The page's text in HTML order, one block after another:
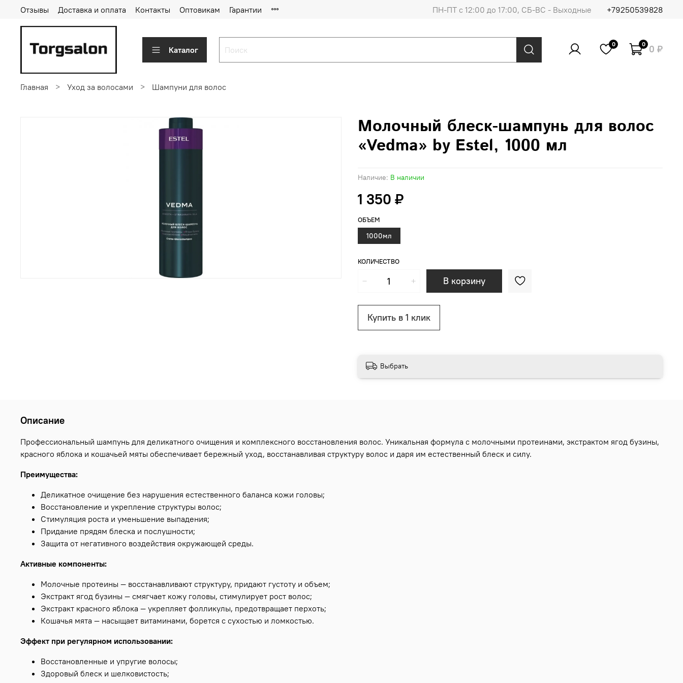
Отзывы Доставка и оплата Контакты Оптовикам Гарантии ПН-ПТ с 12:00 до 17:00, СБ-ВС - Выходные +79250539828
Каталог
0 0 0 ₽
Главная Уход за волосами Шампуни для волос
Наличие: В наличии
Молочный блеск-шампунь для волос
«Vedma» by Estel, 1000 мл
1 350 ₽
КОЛИЧЕСТВО
В корзину
Купить в 1 клик
ОБЪЕМ
1000мл
Выбрать
Описание
Профессиональный шампунь для деликатного очищения и комплексного восстановления волос. Уникальная формула с молочными протеинами, экстрактом ягод бузины,
красного яблока и кошачьей мяты обеспечивает бережный уход, восстанавливая структуру волос и даря им естественный блеск и силу.
Преимущества:
Деликатное очищение без нарушения естественного баланса кожи головы;
Восстановление и укрепление структуры волос;
Стимуляция роста и уменьшение выпадения;
Придание прядям блеска и послушности;
Защита от негативного воздействия окружающей среды.
Активные компоненты:
Молочные протеины — восстанавливают структуру, придают густоту и объем;
Экстракт ягод бузины — смягчает кожу головы, стимулирует рост волос;
Экстракт красного яблока — укрепляет фолликулы, предотвращает перхоть;
Кошачья мята — насыщает витаминами, борется с сухостью и ломкостью.
Эффект при регулярном использовании:
Восстановленные и упругие волосы;
Здоровый блеск и шелковистость;